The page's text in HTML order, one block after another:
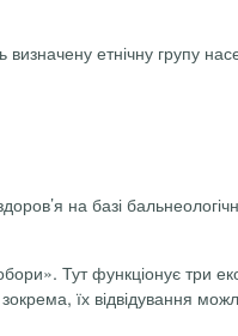
етнічну групу
на базі
Тут функціонує три
їх відвідування